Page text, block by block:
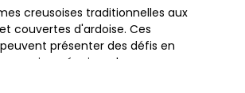
creusoises traditionnelles aux
couvertes d'ardoise. Ces
présenter des défis en
pierre épaisse dans une zone